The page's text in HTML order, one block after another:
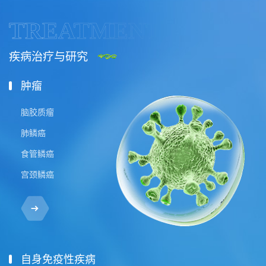
抗瘤谱广、跨病种
广谱抗肿瘤，可应用于脑胶质瘤、肺鳞癌、食管鳞癌、宫
颈鳞癌、口腔鳞癌、结直肠癌等瘤种；
基于作用机制研究，可以跨病种治疗其他疾病，如自身免
疫性疾病和代谢性疾病等。
TREATMENT
疾病治疗与研究
肿瘤
脑胶质瘤
肺鳞癌
食管鳞癌
宫颈鳞癌
自身免疫性疾病